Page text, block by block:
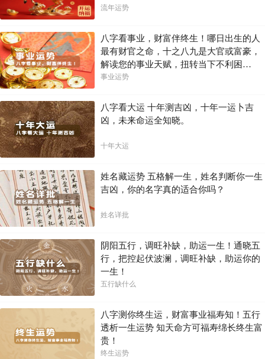
流年运势
八字看事业，财富伴终生！哪日出生的人
最有财官之命，十之八九是大官或富豪，
解读您的事业天赋，扭转当下不利困
局！！
事业运势
八字看大运 十年测吉凶，十年一运卜吉
凶，未来命运全知晓。
十年大运
姓名藏运势 五格解一生，姓名判断你一生
吉凶，你的名字真的适合你吗？
姓名详批
阴阳五行，调旺补缺，助运一生！通晓五
行，把控起伏波澜，调旺补缺，助运你的
一生！
五行缺什么
八字测你终生运，财富事业福寿知！五行
透析一生运势 知天命方可福寿绵长终生富
贵！
终生运势